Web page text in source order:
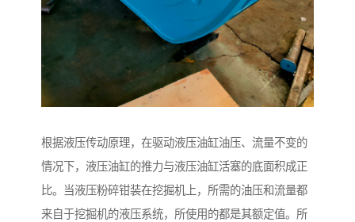
根据液压传动原理，在驱动液压油缸油压、流量不变的
情况下，液压油缸的推力与液压油缸活塞的底面积成正
比。当液压粉碎钳装在挖掘机上，所需的油压和流量都
来自于挖掘机的液压系统，所使用的都是其额定值。所